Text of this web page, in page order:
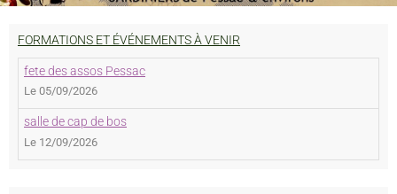
FORMATIONS ET ÉVÉNEMENTS À VENIR
fete des assos Pessac
Le 05/09/2026
salle de cap de bos
Le 12/09/2026